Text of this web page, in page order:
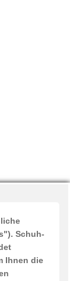
Schuh-
Ihnen die